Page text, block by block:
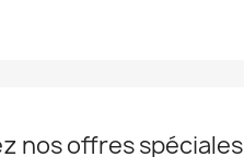
nos offres spéciales